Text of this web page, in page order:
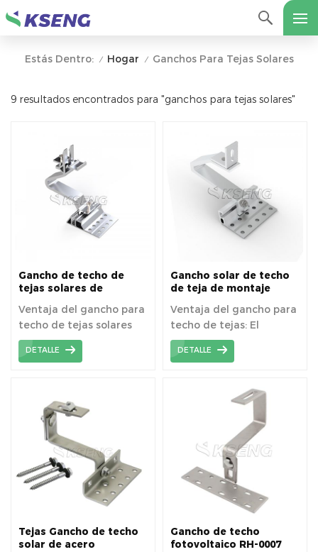
Estás Dentro: / Hogar / Ganchos Para Tejas Solares
9 resultados encontrados para "ganchos para tejas solares"
Gancho de techo de
tejas solares de
Europa
Ventaja del gancho para
techo de tejas solares
de aluminio: 1. Material
liviano 2.Resistente a la
de carga 5. Estética y
durabilidad
DETALLE
Gancho solar de techo
de teja de montaje
aluminio
Ventaja del gancho para
techo de tejas: El
instalador perforará
tornillos para madera en
soportes para paneles en
estos lugares. Las piezas
están preensambladas y
todo el sistema de
instalación es altamente
eficiente y económico.
Aplicable a todos los
tejados de tejas
estándar. Material de
acero inoxidable
Sujetadores y herrajes
DETALLE
Tejas Gancho de techo
solar de acero
Gancho de techo
fotovoltaico RH-0007